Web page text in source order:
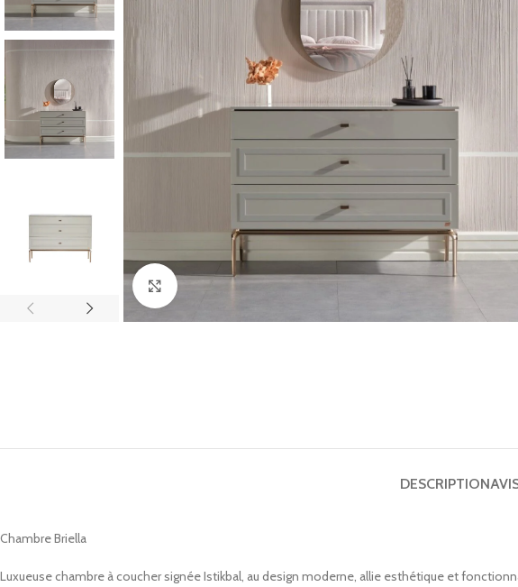
Click to enlarge
DESCRIPTION
Chambre Briella
Luxueuse chambre à coucher signée Istikbal, au design moderne, allie esthétique et